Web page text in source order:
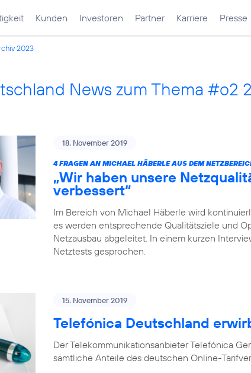
Kunden Investoren Partner Karriere Presse
2023
News zum Thema #o2
18. November 2019
4 FRAGEN AN MICHAEL HÄBERLE AUS DEM
„Wir haben unsere
verbessert“
Im Bereich von Michael Häberle wird
es werden entsprechende Qualitätsziele und
Netzausbau abgeleitet. In einem kurzen
Netztests gesprochen.
15. November 2019
Telefónica Deutschland
Der Telekommunikationsanbieter Telefónica
sämtliche Anteile des deutschen Online-